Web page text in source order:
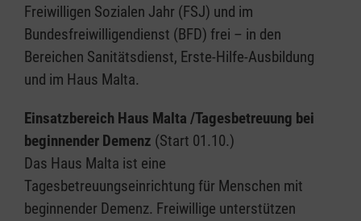
Freiwilligen Sozialen Jahr (FSJ) und im
Bundesfreiwilligendienst (BFD) frei – in den
Bereichen Sanitätsdienst, Erste-Hilfe-Ausbildung
und im Haus Malta.
Einsatzbereich Haus Malta /Tagesbetreuung bei
beginnender Demenz (Start 01.10.)
Das Haus Malta ist eine
Tagesbetreuungseinrichtung für Menschen mit
beginnender Demenz. Freiwillige unterstützen